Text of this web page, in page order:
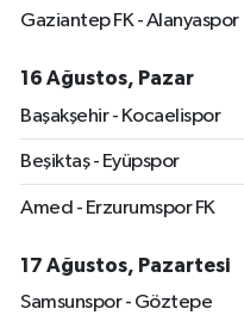
Gaziantep FK - Alanyaspor
16 Ağustos, Pazar
Başakşehir - Kocaelispor
Beşiktaş - Eyüpspor
Amed - Erzurumspor FK
17 Ağustos, Pazartesi
Samsunspor - Göztepe